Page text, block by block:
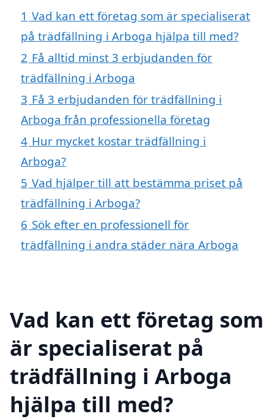
1 Vad kan ett företag som är specialiserat
på trädfällning i Arboga hjälpa till med?
2 Få alltid minst 3 erbjudanden för
trädfällning i Arboga
3 Få 3 erbjudanden för trädfällning i
Arboga från professionella företag
4 Hur mycket kostar trädfällning i
Arboga?
5 Vad hjälper till att bestämma priset på
trädfällning i Arboga?
6 Sök efter en professionell för
trädfällning i andra städer nära Arboga
Vad kan ett företag som
är specialiserat på
trädfällning i Arboga
hjälpa till med?